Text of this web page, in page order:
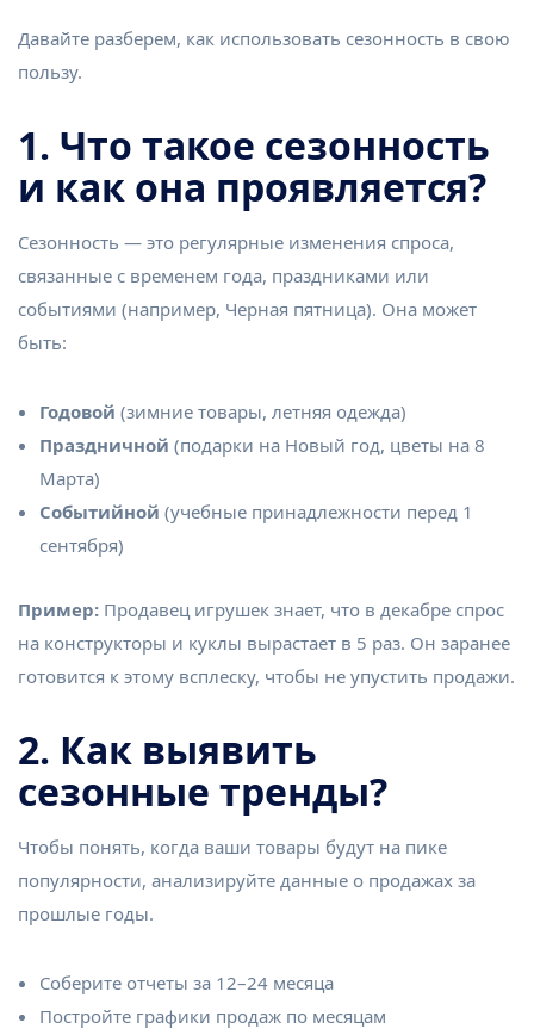
Давайте разберем, как использовать сезонность в свою
пользу.
1. Что такое сезонность
и как она проявляется?
Сезонность — это регулярные изменения спроса,
связанные с временем года, праздниками или
событиями (например, Черная пятница). Она может
быть:
Годовой (зимние товары, летняя одежда)
Праздничной (подарки на Новый год, цветы на 8
Марта)
Событийной (учебные принадлежности перед 1
сентября)
Пример: Продавец игрушек знает, что в декабре спрос
на конструкторы и куклы вырастает в 5 раз. Он заранее
готовится к этому всплеску, чтобы не упустить продажи.
2. Как выявить
сезонные тренды?
Чтобы понять, когда ваши товары будут на пике
популярности, анализируйте данные о продажах за
прошлые годы.
Соберите отчеты за 12–24 месяца
Постройте графики продаж по месяцам